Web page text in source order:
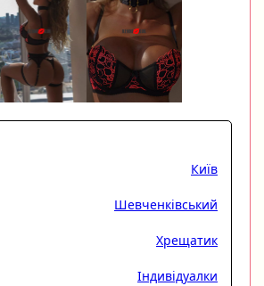
Київ
Шевченківський
Хрещатик
Індивідуалки